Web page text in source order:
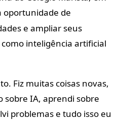
oportunidade de
e ampliar seus
inteligência artificial
Fiz muitas coisas novas,
IA, aprendi sobre
problemas e tudo isso eu